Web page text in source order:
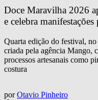
Doce Maravilha 2026
e celebra
Quarta edição do festival,
criada pela agência Mango,
processos artesanais como
costura
por Otavio Pinheiro